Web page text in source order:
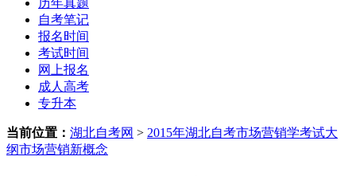
历年真题
自考笔记
报名时间
考试时间
网上报名
成人高考
专升本
当前位置： 湖北自考网 > 2015年湖北自考市场营销学考试大
纲市场营销新概念